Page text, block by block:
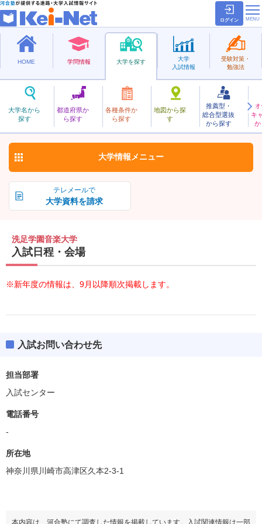
ログイン
HOME 学問情報 大学を探す
大学名から
探す
都道府県か
ら探す
各種条件か
ら探す
地図から探
す
推薦型・
総合型選抜
から探す
キ
か
大学
入試情報
受験対策・
勉強法
私立
せんぞくがくえんおんがく
洗足学園音楽大学 お気に入り
テレメールで
大学資料を請求
大学情報 メニュー
洗足学園音楽大学
入試日程・会場
※新年度の情報は、9月以降順次掲載します。
入試お問い合わせ先
担当部署
入試センター
電話番号
-
所在地
神奈川県川崎市高津区久本2-3-1
本内容は、河合塾にて調査した情報を掲載しています。入試関連情報は一部